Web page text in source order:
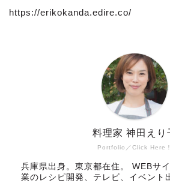
https://erikokanda.edire.co/
Portfolio／Click Here！
料理家 神田えり
兵庫県出身。東京都在住。 WEBサ
業のレシピ開発、テレビ、イベント